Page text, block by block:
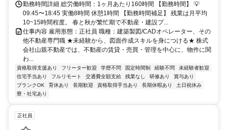
勤務時間詳細 総労働時間：1ヶ月あたり160時間 【勤務時間】 💡
09:45〜18:45 実働8時間 休憩1時間 【勤務時間補足】 残業は月平均
10~15時間程度。 春と秋が繁忙期で不動産・建設プ...
仕事内容 雇用形態：正社員 職種：建築製図/CADオペレーター、その
他不動産専門職 ★未経験から、図面作成スキルを身につける★ 株式
会社山親不動産では、不動産の賃貸・売買・管理を中心に、物件に関
わ...
資格取得支援あり フリーター歓迎 学歴不問 固定時間制 経験不問
未経験者歓迎
住宅手当あり
フルリモート 交通費全額支給 残業なし 研修あり
賞与あり
ブランクOK
育休あり 長期歓迎 資格取得手当あり 長期休暇あり
土日祝休み
寮・社宅あり
正社員